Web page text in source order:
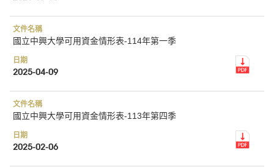
國立中興大學可用資金情形表-114年第一季
2025-04-09
國立中興大學可用資金情形表-113年第四季
2025-02-06